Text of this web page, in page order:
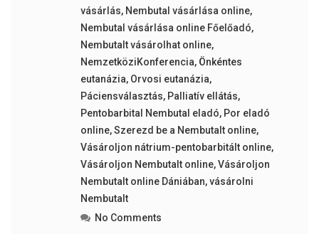
vásárlás, Nembutal vásárlása online,
Nembutal vásárlása online Főelőadó,
Nembutalt vásárolhat online,
NemzetköziKonferencia, Önkéntes
eutanázia, Orvosi eutanázia,
Páciensválasztás, Palliatív ellátás,
Pentobarbital Nembutal eladó, Por eladó
online,Szerezd be a Nembutalt online,
Vásároljon nátrium-pentobarbitált online,
Vásároljon Nembutalt online,Vásároljon
Nembutalt online Dániában,vásárolni
Nembutalt
No Comments